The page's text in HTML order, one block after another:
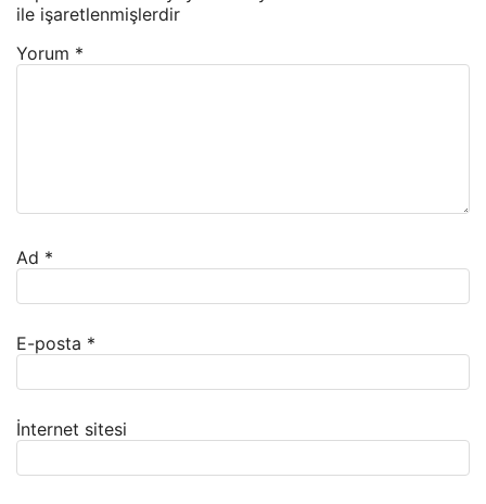
ile işaretlenmişlerdir
Yorum *
Ad *
E-posta *
İnternet sitesi